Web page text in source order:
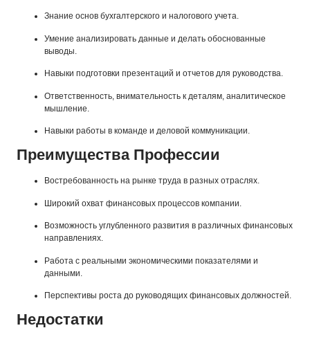
Знание основ бухгалтерского и налогового учета.
Умение анализировать данные и делать обоснованные
выводы.
Навыки подготовки презентаций и отчетов для руководства.
Ответственность, внимательность к деталям, аналитическое
мышление.
Навыки работы в команде и деловой коммуникации.
Преимущества Профессии
Востребованность на рынке труда в разных отраслях.
Широкий охват финансовых процессов компании.
Возможность углубленного развития в различных финансовых
направлениях.
Работа с реальными экономическими показателями и
данными.
Перспективы роста до руководящих финансовых должностей.
Недостатки